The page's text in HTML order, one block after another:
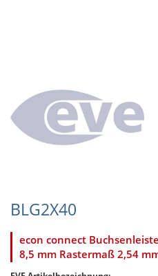
BLG2X40
econ connect
8,5 mm Rastermaß 2,54